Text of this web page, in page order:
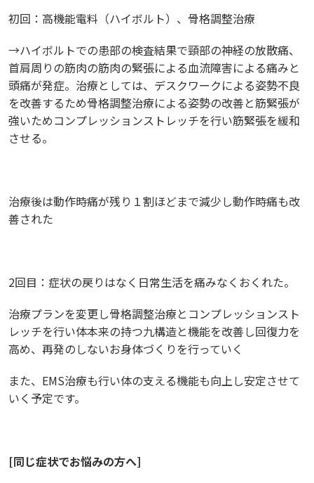
初回：高機能電料（ハイボルト）、骨格調整治療
→ハイボルトでの患部の検査結果で頸部の神経の放散痛、
首肩周りの筋肉の筋肉の緊張による血流障害による痛みと
頭痛が発症。治療としては、デスクワークによる姿勢不良
を改善するため骨格調整治療による姿勢の改善と筋緊張が
強いためコンプレッションストレッチを行い筋緊張を緩和
させる。
治療後は動作時痛が残り１割ほどまで減少し動作時痛も改
善された
2回目：症状の戻りはなく日常生活を痛みなくおくれた。
治療プランを変更し骨格調整治療とコンプレッションスト
レッチを行い体本来の持つ九構造と機能を改善し回復力を
高め、再発のしないお身体づくりを行っていく
また、EMS治療も行い体の支える機能も向上し安定させて
いく予定です。
[同じ症状でお悩みの方へ]